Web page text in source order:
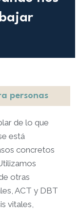
personas
de lo que
está
concretos
otras
ACT y DBT
vitales,